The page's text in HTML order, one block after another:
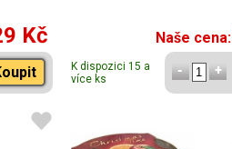
Kč Naše cena:
K dispozici 15 a
více ks